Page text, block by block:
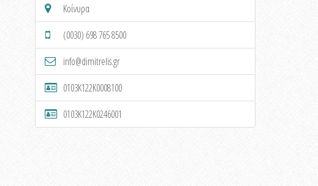
Κοίνυρα
(0030) 698 765 8500
info@dimitrelis.gr
0103K122K0008100
0103K122K0246001